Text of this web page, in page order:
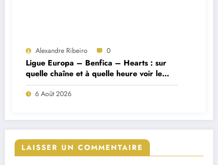
Alexandre Ribeiro 0
Ligue Europa – Benfica – Hearts : sur
quelle chaîne et à quelle heure voir le
match ?
6 Août 2026
LAISSER UN COMMENTAIRE